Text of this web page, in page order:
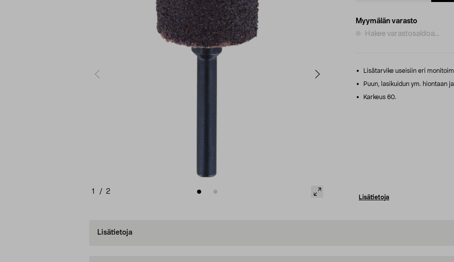
1 / 2
Myymälän varasto
Hakee varastosaldoa...
Lisätarvike useisiin eri
Puun, lasikuidun ym. hiontaan
Karkeus 60.
Lisätietoja
Lisätietoja